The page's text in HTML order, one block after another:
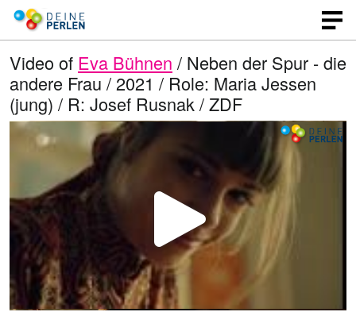
Video of Eva Bühnen / Neben der Spur - die
andere Frau / 2021 / Role: Maria Jessen
(jung) / R: Josef Rusnak / ZDF
P
l